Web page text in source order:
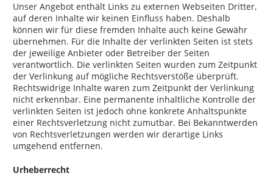
Unser Angebot enthält Links zu externen Webseiten Dritter,
auf deren Inhalte wir keinen Einfluss haben. Deshalb
können wir für diese fremden Inhalte auch keine Gewähr
übernehmen. Für die Inhalte der verlinkten Seiten ist stets
der jeweilige Anbieter oder Betreiber der Seiten
verantwortlich. Die verlinkten Seiten wurden zum Zeitpunkt
der Verlinkung auf mögliche Rechtsverstöße überprüft.
Rechtswidrige Inhalte waren zum Zeitpunkt der Verlinkung
nicht erkennbar. Eine permanente inhaltliche Kontrolle der
verlinkten Seiten ist jedoch ohne konkrete Anhaltspunkte
einer Rechtsverletzung nicht zumutbar. Bei Bekanntwerden
von Rechtsverletzungen werden wir derartige Links
umgehend entfernen.
Urheberrecht